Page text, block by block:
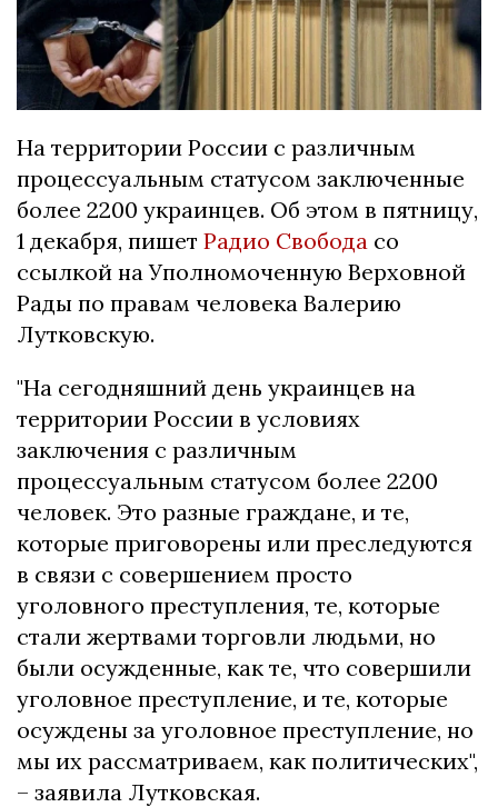
На территории России с различным
процессуальным статусом заключенные
более 2200 украинцев. Об этом в пятницу,
1 декабря, пишет Радио Свобода со
ссылкой на Уполномоченную Верховной
Рады по правам человека Валерию
Лутковскую.
"На сегодняшний день украинцев на
территории России в условиях
заключения с различным
процессуальным статусом более 2200
человек. Это разные граждане, и те,
которые приговорены или преследуются
в связи с совершением просто
уголовного преступления, те, которые
стали жертвами торговли людьми, но
были осужденные, как те, что совершили
уголовное преступление, и те, которые
осуждены за уголовное преступление, но
мы их рассматриваем, как политических",
– заявила Лутковская.